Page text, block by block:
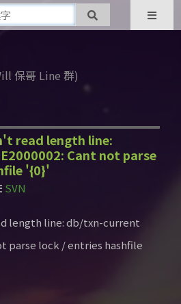
保哥 Line 群)
read length line:
Cant not parse
'{0}'
SVN
length line: db/txn-current
parse lock / entries hashfile